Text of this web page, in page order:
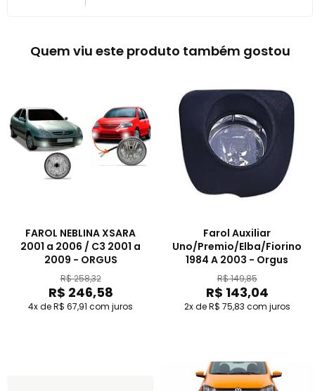
Quem viu este produto também gostou
FAROL NEBLINA XSARA
2001 a 2006 / C3 2001 a
2009 - ORGUS
R$ 258,32
R$ 246,58
4x de R$ 67,91 com juros
Farol Auxiliar
Uno/Premio/Elba/Fiorino
1984 A 2003 - Orgus
R$ 149,85
R$ 143,04
2x de R$ 75,83 com juros